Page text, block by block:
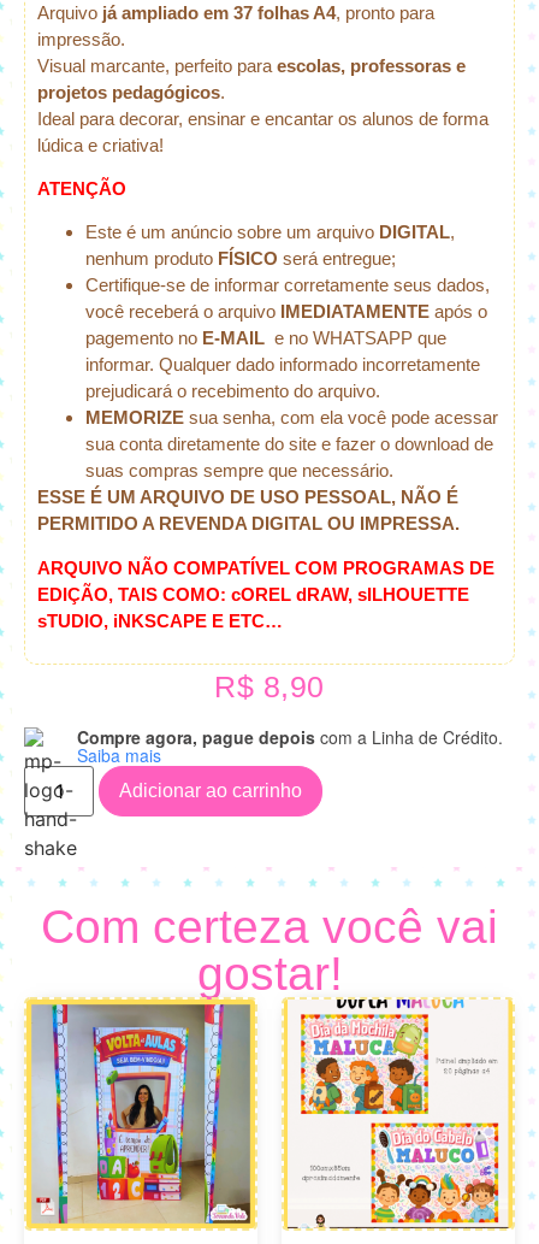
Arquivo já ampliado em 37 folhas A4, pronto para
impressão.
Visual marcante, perfeito para escolas, professoras e
projetos pedagógicos.
Ideal para decorar, ensinar e encantar os alunos de forma
lúdica e criativa!
ATENÇÃO
Este é um anúncio sobre um arquivo DIGITAL,
nenhum produto FÍSICO será entregue;
Certifique-se de informar corretamente seus dados,
você receberá o arquivo IMEDIATAMENTE após o
pagemento no E-MAIL e no WHATSAPP que
informar. Qualquer dado informado incorretamente
prejudicará o recebimento do arquivo.
MEMORIZE sua senha, com ela você pode acessar
sua conta diretamente do site e fazer o download de
suas compras sempre que necessário.
ESSE É UM ARQUIVO DE USO PESSOAL, NÃO É
PERMITIDO A REVENDA DIGITAL OU IMPRESSA.
ARQUIVO NÃO COMPATÍVEL COM PROGRAMAS DE
EDIÇÃO, TAIS COMO: cOREL dRAW, sILHOUETTE
sTUDIO, iNKSCAPE E ETC…
R$ 8,90
Compre agora, pague depois com a Linha de Crédito.
Saiba mais
Adicionar ao carrinho
Com certeza você vai
gostar!